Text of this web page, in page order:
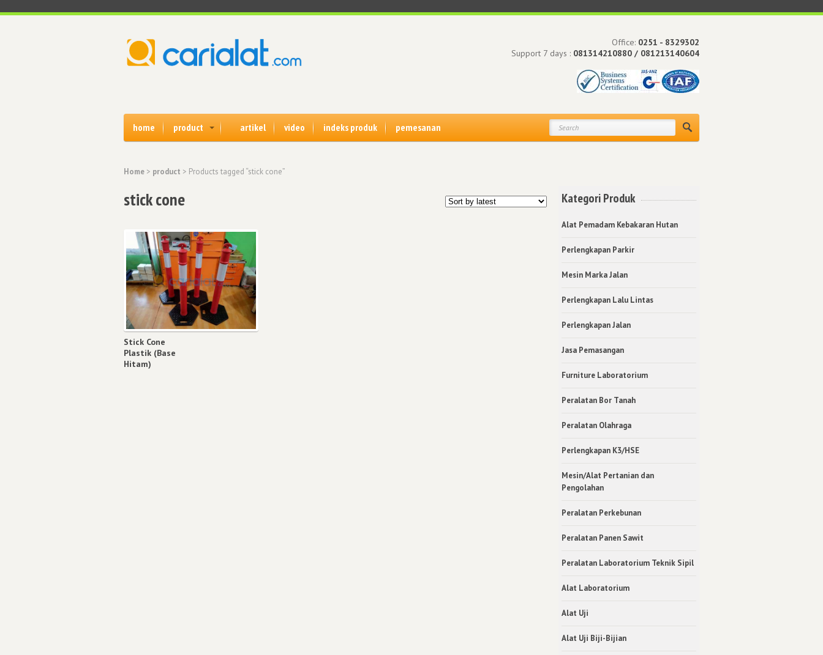
Office: 0251 - 8329302
Support 7 days : 081314210880 / 081213140604
home product artikel video indeks produk pemesanan
Home > product > Products tagged “stick cone”
stick cone
Stick Cone
Plastik (Base
Hitam)
Kategori Produk
Alat Pemadam Kebakaran Hutan
Perlengkapan Parkir
Mesin Marka Jalan
Perlengkapan Lalu Lintas
Perlengkapan Jalan
Jasa Pemasangan
Furniture Laboratorium
Peralatan Bor Tanah
Peralatan Olahraga
Perlengkapan K3/HSE
Mesin/Alat Pertanian dan
Pengolahan
Peralatan Perkebunan
Peralatan Panen Sawit
Peralatan Laboratorium Teknik Sipil
Alat Laboratorium
Alat Uji
Alat Uji Biji-Bijian